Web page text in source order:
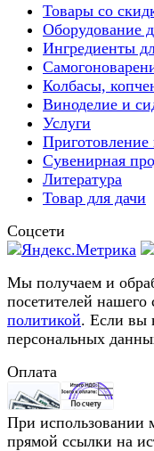
Товары со
Оборудование
Ингредиенты
Колбасы,
Виноделие и
Услуги
Сувенирная
Литература
Товар для дачи
Соцсети
Мы получаем и
посетителей нашего
политикой. Если вы
персональных
Оплата
При использовании
прямой ссылки на